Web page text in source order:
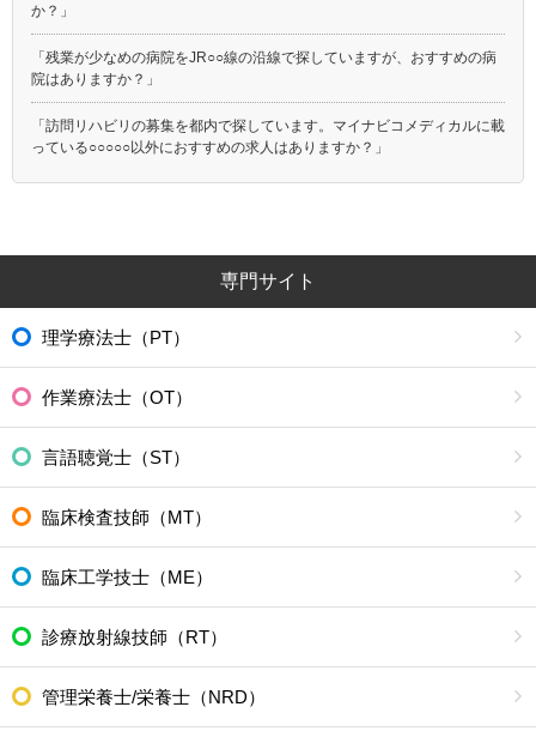
か？」
「残業が少なめの病院をJR○○線の沿線で探していますが、おすすめの病
院はありますか？」
「訪問リハビリの募集を都内で探しています。マイナビコメディカルに載
っている○○○○○以外におすすめの求人はありますか？」
専門サイト
理学療法士（PT）
作業療法士（OT）
言語聴覚士（ST）
臨床検査技師（MT）
臨床工学技士（ME）
診療放射線技師（RT）
管理栄養士/栄養士（NRD）